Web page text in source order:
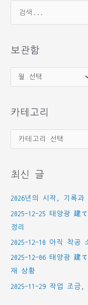
상
보관함
관
카테고리
테
리
최신 글
2026년의 시작, 기록과
2025-12-25 태양광 建
정리
2025-12-10 아직 착공
2025-12-06 태양광 建
재 상황
2025-11-29 작업 조금